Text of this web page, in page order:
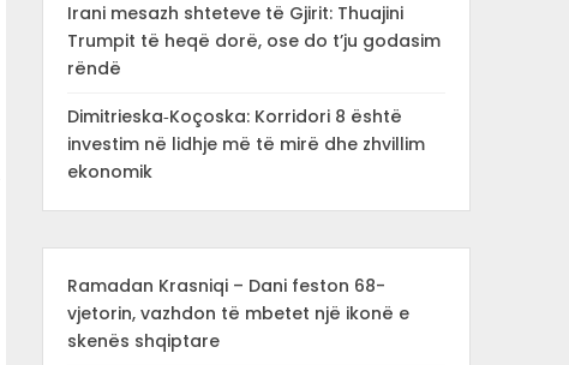
Irani mesazh shteteve të Gjirit: Thuajini
Trumpit të heqë dorë, ose do t’ju godasim
rëndë
Dimitrieska‑Koçoska: Korridori 8 është
investim në lidhje më të mirë dhe zhvillim
ekonomik
Ramadan Krasniqi – Dani feston 68-
vjetorin, vazhdon të mbetet një ikonë e
skenës shqiptare